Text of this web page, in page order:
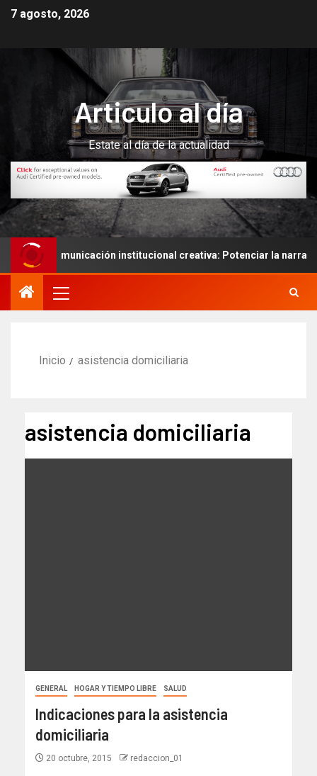
7 agosto, 2026
Articulo al día
Estate al día de la actualidad
una comunicación institucional creativa: Potenciar la narración
Inicio asistencia domiciliaria
asistencia domiciliaria
GENERAL HOGAR Y TIEMPO LIBRE SALUD
Indicaciones para la asistencia
domiciliaria
20 octubre, 2015 redaccion_01